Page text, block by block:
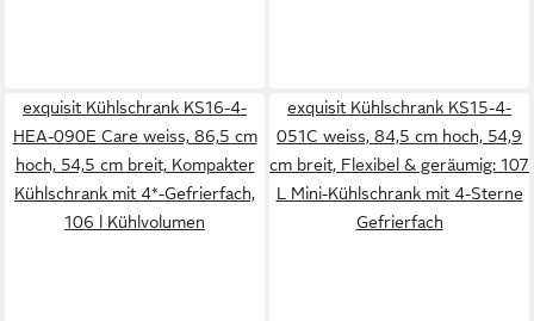
exquisit Kühlschrank KS16-4-
HEA-090E Care weiss, 86,5 cm
hoch, 54,5 cm breit, Kompakter
Kühlschrank mit 4*-Gefrierfach,
106 l Kühlvolumen
exquisit Kühlschrank KS15-4-
051C weiss, 84,5 cm hoch, 54,9
cm breit, Flexibel & geräumig: 107
L Mini-Kühlschrank mit 4-Sterne
Gefrierfach